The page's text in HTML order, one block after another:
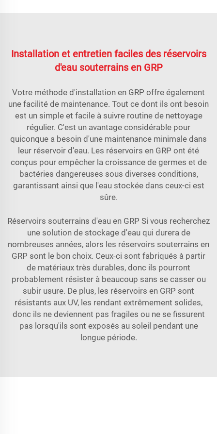
Installation et entretien faciles des réservoirs
d'eau souterrains en GRP
Votre méthode d'installation en GRP offre également
une facilité de maintenance. Tout ce dont ils ont besoin
est un simple et facile à suivre routine de nettoyage
régulier. C'est un avantage considérable pour
quiconque a besoin d'une maintenance minimale dans
leur réservoir d'eau. Les réservoirs en GRP ont été
conçus pour empêcher la croissance de germes et de
bactéries dangereuses sous diverses conditions,
garantissant ainsi que l'eau stockée dans ceux-ci est
sûre.
Réservoirs souterrains d'eau en GRP Si vous recherchez
une solution de stockage d'eau qui durera de
nombreuses années, alors les réservoirs souterrains en
GRP sont le bon choix. Ceux-ci sont fabriqués à partir
de matériaux très durables, donc ils pourront
probablement résister à beaucoup sans se casser ou
subir usure. De plus, les réservoirs en GRP sont
résistants aux UV, les rendant extrêmement solides,
donc ils ne deviennent pas fragiles ou ne se fissurent
pas lorsqu'ils sont exposés au soleil pendant une
longue période.